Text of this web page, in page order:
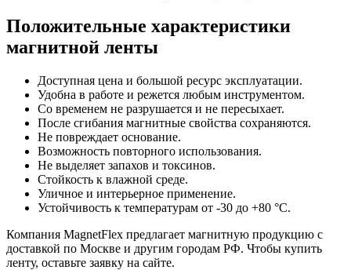
Положительные характеристики
магнитной ленты
Доступная цена и большой ресурс эксплуатации.
Удобна в работе и режется любым инструментом.
Со временем не разрушается и не пересыхает.
После сгибания магнитные свойства сохраняются.
Не повреждает основание.
Возможность повторного использования.
Не выделяет запахов и токсинов.
Стойкость к влажной среде.
Уличное и интерьерное применение.
Устойчивость к температурам от -30 до +80 °C.
Компания MagnetFlex предлагает магнитную продукцию с
доставкой по Москве и другим городам РФ. Чтобы купить
ленту, оставьте заявку на сайте.